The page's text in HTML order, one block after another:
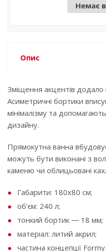
Немає
Опис
Зміщення акцентів додало
Асиметричні бортики
мінімалізму та
дизайну.
Прямокутна ванна
можуть бути виконані з
каменю чи облицьовані
Габарити: 180х80 см;
об'єм: 240 л;
тонкий бортик ― 18 мм;
матеріал: литий акрил;
частина концепції